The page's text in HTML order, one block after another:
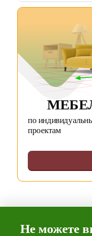
по
проектам
Не можете